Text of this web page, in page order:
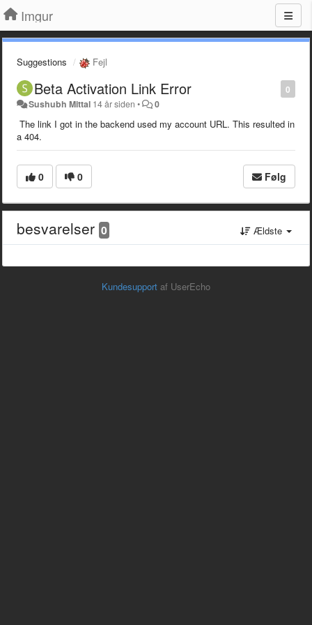
Imgur
Suggestions Fejl
0
Beta Activation Link Error
Sushubh Mittal 14 år siden • 0
The link I got in the backend used my account URL. This resulted in
a 404.
0 0 Følg
besvarelser 0 Ældste
Kundesupport af UserEcho